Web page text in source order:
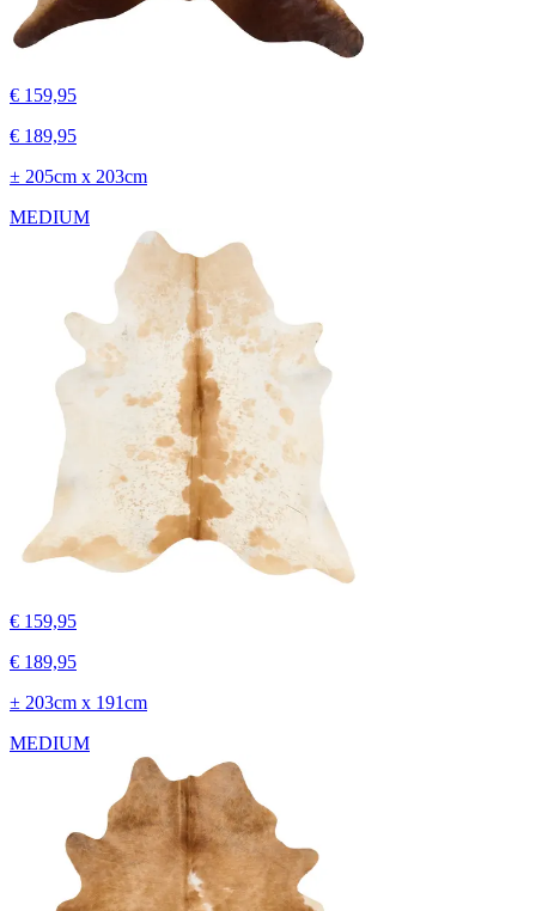
€ 159,95
€ 189,95
± 205cm x 203cm
MEDIUM
€ 159,95
€ 189,95
± 203cm x 191cm
MEDIUM